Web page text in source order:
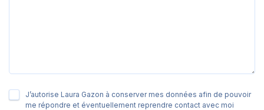
J’autorise Laura Gazon à conserver mes données afin de pouvoir
me répondre et éventuellement reprendre contact avec moi